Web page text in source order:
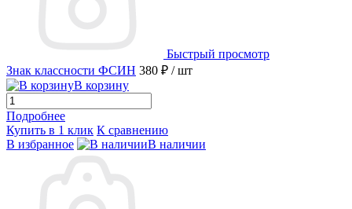
Быстрый просмотр
Знак классности ФСИН 380 ₽ / шт
В корзину
Подробнее
Купить в 1 клик К сравнению
В избранное
В наличии